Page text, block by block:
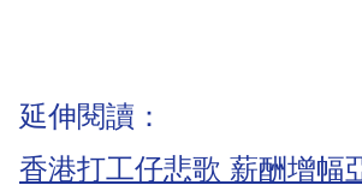
延伸閱讀：
香港打工仔悲歌 薪酬增幅